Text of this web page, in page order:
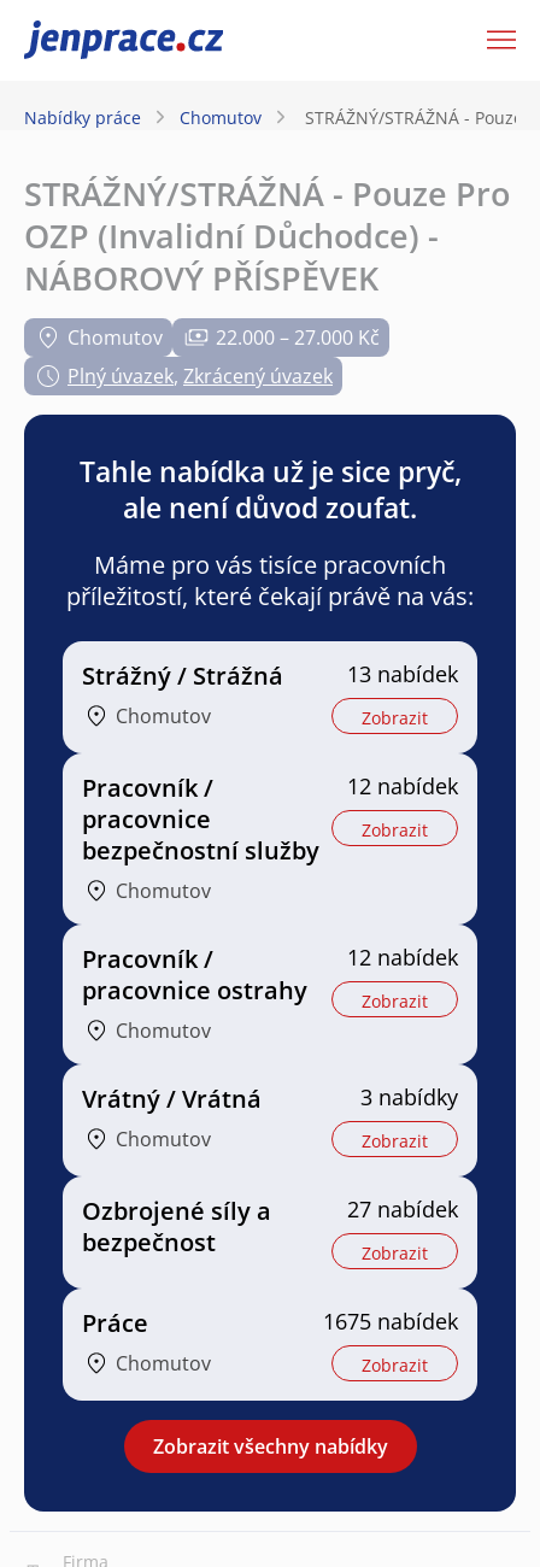
JenPráce.cz
Nabídky práce Chomutov STRÁŽNÝ/STRÁŽNÁ - Pouze
STRÁŽNÝ/STRÁŽNÁ - Pouze Pro
OZP (Invalidní Důchodce) -
NÁBOROVÝ PŘÍSPĚVEK
Chomutov
22.000 – 27.000 Kč
Plný úvazek, Zkrácený úvazek
Tahle nabídka už je sice pryč,
ale není důvod zoufat.
Máme pro vás tisíce pracovních
příležitostí, které čekají právě na vás:
Strážný / Strážná
Chomutov
13 nabídek
Zobrazit
Pracovník /
pracovnice
bezpečnostní služby
Chomutov
12 nabídek
Zobrazit
Pracovník /
pracovnice ostrahy
Chomutov
12 nabídek
Zobrazit
Vrátný / Vrátná
Chomutov
3 nabídky
Zobrazit
Ozbrojené síly a
bezpečnost
27 nabídek
Zobrazit
Práce
Chomutov
1675 nabídek
Zobrazit
Zobrazit všechny nabídky
Firma